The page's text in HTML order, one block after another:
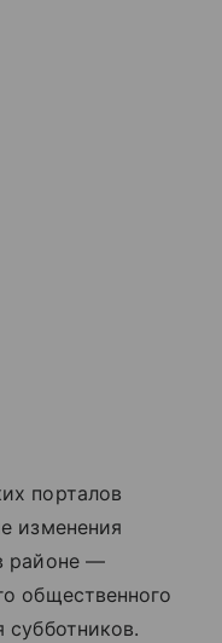
порталов
изменения
районе —
общественного
субботников.